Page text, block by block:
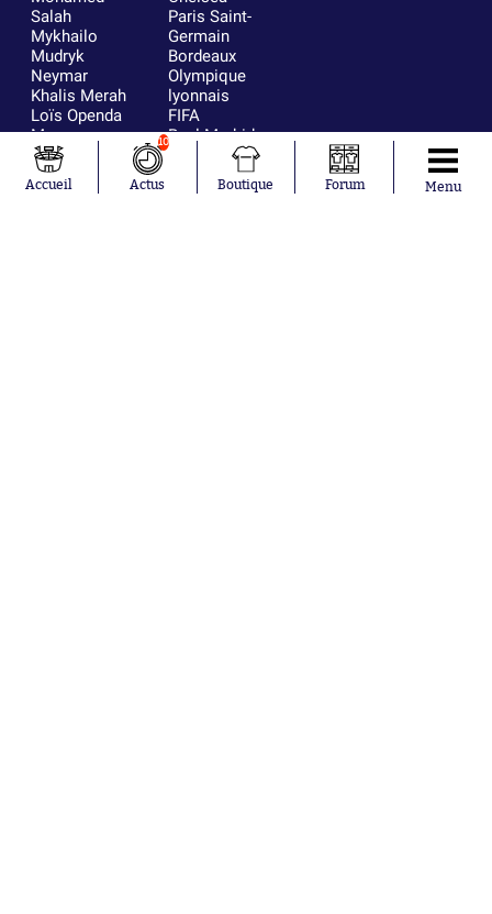
Salah
Mykhailo
Mudryk
Neymar
Khalis Merah
Loïs Openda
Moussa
Niakhaté
Nicolás
Tagliafico
Paris Saint-
Germain
Bordeaux
Olympique
lyonnais
FIFA
Real Madrid
RC Strasbourg
France
Accueil
10
Actus Boutique Forum Menu